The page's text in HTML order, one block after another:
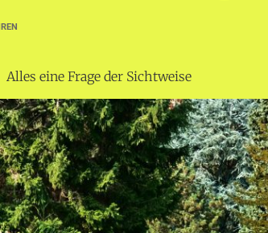
Alles eine Frage der Sichtweise